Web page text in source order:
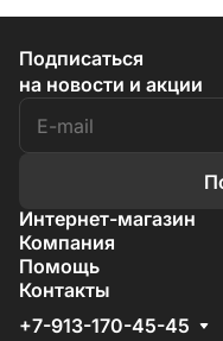
Подписаться
на новости и акции
Интернет-магазин
Акции
Бренды
Компания
О компании
Документы
Условия поставки
Помощь
Условия доставки
Способы оплаты
Контакты
+7-913-170-45-45